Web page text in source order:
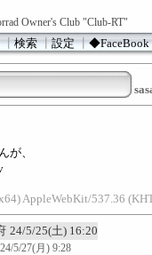
Owner's Club "Club-RT"
┃検索┃設定┃◆FaceBook
が、
AppleWebKit/537.36
24/5/25(土) 16:20
24/5/27(月) 9:28